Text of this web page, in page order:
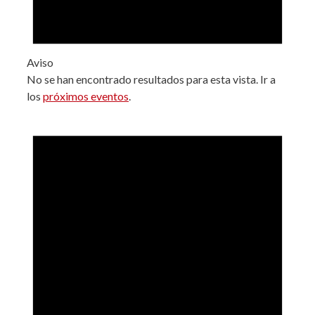
Aviso
No se han encontrado resultados para esta vista. Ir a
los próximos eventos